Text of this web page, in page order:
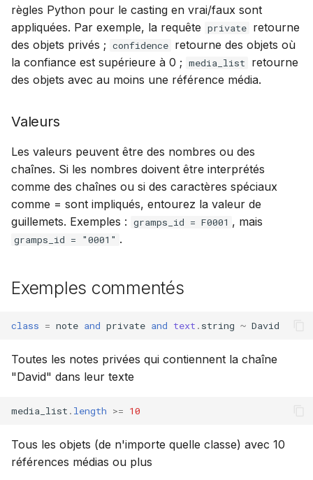
règles Python pour le casting en vrai/faux sont
appliquées. Par exemple, la requête private retourne
des objets privés ; confidence retourne des objets où
la confiance est supérieure à 0 ; media_list
retourne
des objets avec au moins une référence média.
Valeurs
Les valeurs peuvent être des nombres ou des
chaînes. Si les nombres doivent être interprétés
comme des chaînes ou si des caractères spéciaux
comme = sont impliqués, entourez la valeur de
guillemets. Exemples : gramps_id = F0001 , mais
gramps_id = "0001" .
Exemples commentés
class = note and private and text . string ~ David
Toutes les notes privées qui contiennent la chaîne
"David" dans leur texte
media_list . length >= 10
Tous les objets (de n'importe quelle classe) avec 10
références médias ou plus